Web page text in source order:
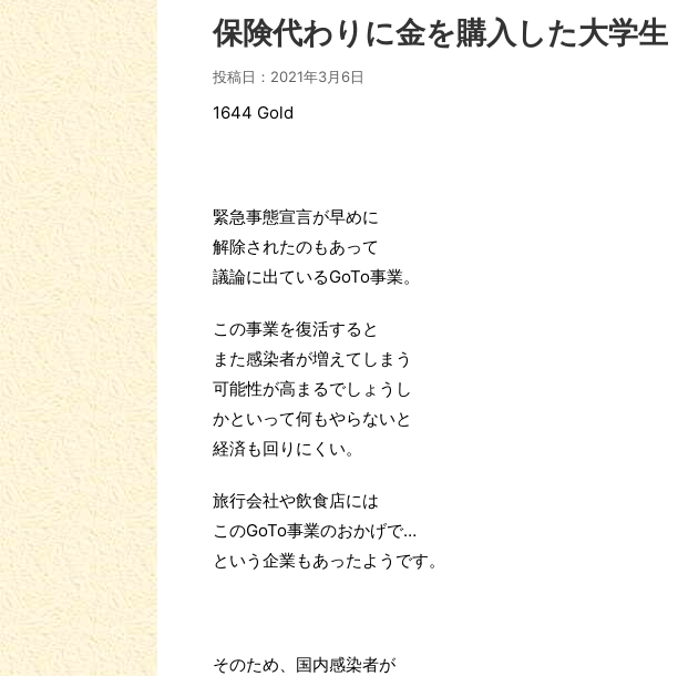
保険代わりに金を購入した大学生
投稿日： 2021年3月6日
1644 Gold
緊急事態宣言が早めに
解除されたのもあって
議論に出ているGoTo事業。
この事業を復活すると
また感染者が増えてしまう
可能性が高まるでしょうし
かといって何もやらないと
経済も回りにくい。
旅行会社や飲食店には
このGoTo事業のおかげで…
という企業もあったようです。
そのため、国内感染者が